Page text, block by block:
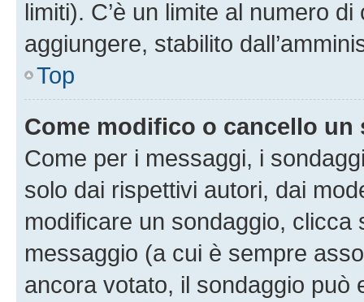
limiti). C’è un limite al numero
aggiungere, stabilito
Top
Come modifico o cancello un
Come per i messaggi, i
solo dai rispettivi autori, dai
modificare un sondaggio,
messaggio (a cui è sempre
ancora votato, il sondaggio può